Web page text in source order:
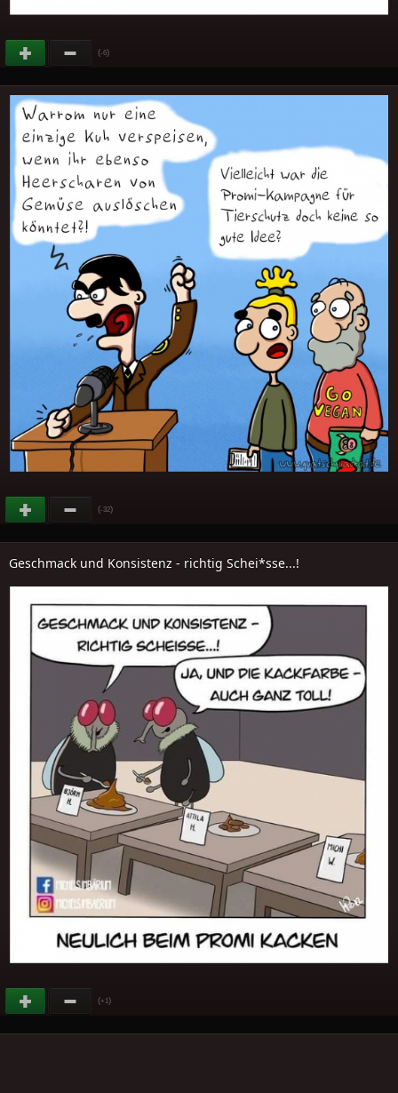
(-6)
(-32)
Geschmack und Konsistenz - richtig Schei*sse...!
(+1)